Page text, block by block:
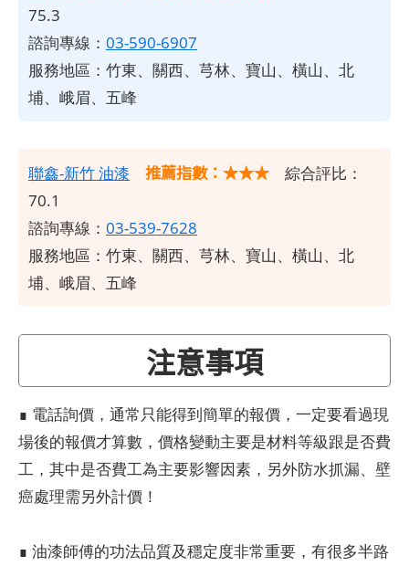
75.3
諮詢專線： 03-590-6907
服務地區：竹東、關西、芎林、寶山、橫山、北
埔、峨眉、五峰
聯鑫-新竹油漆 推薦指數：★★★ 綜合評比：
70.1
諮詢專線： 03-539-7628
服務地區：竹東、關西、芎林、寶山、橫山、北
埔、峨眉、五峰
注意事項
∎ 電話詢價，通常只能得到簡單的報價，一定要看過現
場後的報價才算數，價格變動主要是材料等級跟是否費
工，其中是否費工為主要影響因素，另外防水抓漏、壁
癌處理需另外計價！
∎ 油漆師傅的功法品質及穩定度非常重要，有很多半路